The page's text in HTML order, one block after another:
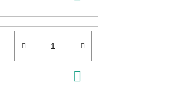
KOŠÍKA
KOŠÍKA